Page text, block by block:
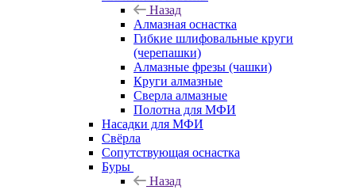
Назад
Алмазная оснастка
Гибкие шлифовальные круги
(черепашки)
Алмазные фрезы (чашки)
Круги алмазные
Сверла алмазные
Полотна для МФИ
Насадки для МФИ
Свёрла
Сопутствующая оснастка
Буры
Назад